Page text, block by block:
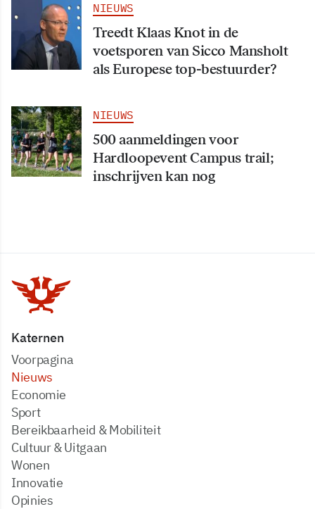
NIEUWS
Treedt Klaas Knot in de
voetsporen van Sicco Mansholt
als Europese top-bestuurder?
NIEUWS
500 aanmeldingen voor
Hardloopevent Campus trail;
inschrijven kan nog
Katernen
Voorpagina
Nieuws
Economie
Sport
Bereikbaarheid & Mobiliteit
Cultuur & Uitgaan
Wonen
Innovatie
Opinies